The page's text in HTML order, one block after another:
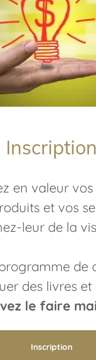
Inscription
en valeur vos
et vos
leur de la
de
des livres et
le faire
Inscription